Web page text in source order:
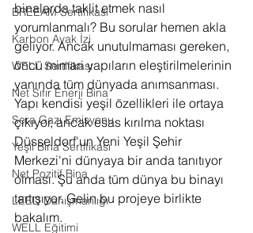
BREEAM Sertifikası
Karbon Ayak İzi
WELL Sertifikası
Net Sıfır Enerji Bina
Sera Gazı Emisyonu
Yeşil Bina Sertifikası
Net Pozitif Bina
LEED Danışmanlığı
WELL Eğitimi
binalarda taklit etmek nasıl
yorumlanmalı? Bu sorular hemen akla
geliyor. Ancak unutulmaması gereken,
öncü mimari yapıların eleştirilmelerinin
yanında tüm dünyada anımsanması.
Yapı kendisi yeşil özellikleri ile ortaya
çıkıyor, ancak esas kırılma noktası
Düsseldorf'un Yeni Yeşil Şehir
Merkezi'ni dünyaya bir anda tanıtıyor
olması. Şu anda tüm dünya bu binayı
tartışıyor. Gelin bu projeye birlikte
bakalım.